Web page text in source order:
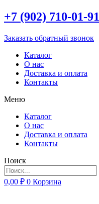
+7 (902) 710-01-91
Заказать обратный звонок
Каталог
О нас
Доставка и оплата
Контакты
Меню
Каталог
О нас
Доставка и оплата
Контакты
Поиск
0,00 ₽ 0 Корзина